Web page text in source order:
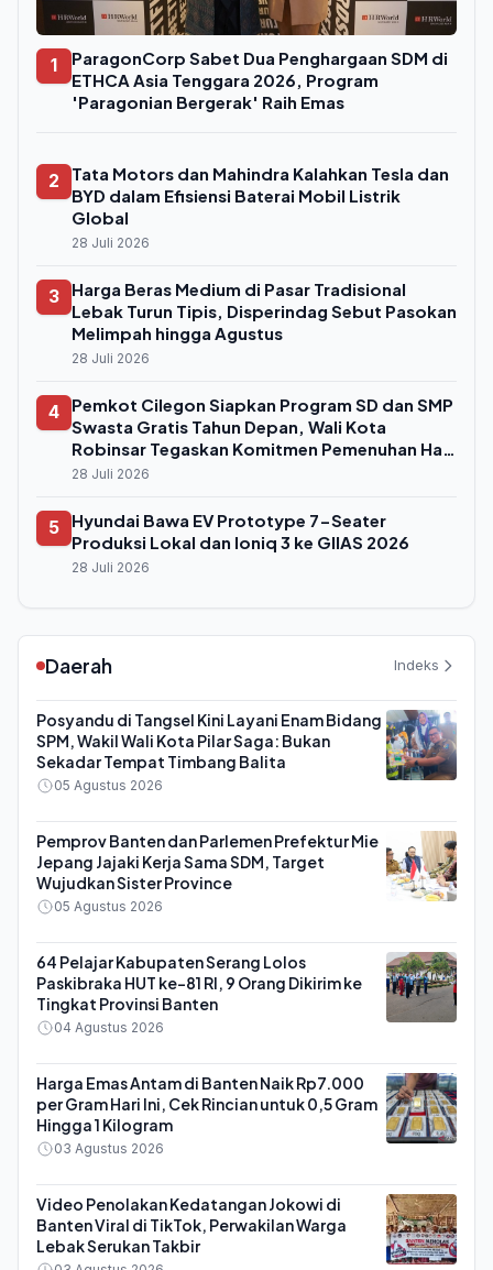
1
ParagonCorp Sabet Dua Penghargaan SDM di
ETHCA Asia Tenggara 2026, Program
'Paragonian Bergerak' Raih Emas
2
Tata Motors dan Mahindra Kalahkan Tesla dan
BYD dalam Efisiensi Baterai Mobil Listrik
Global
28 Juli 2026
3
Harga Beras Medium di Pasar Tradisional
Lebak Turun Tipis, Disperindag Sebut Pasokan
Melimpah hingga Agustus
28 Juli 2026
4
Pemkot Cilegon Siapkan Program SD dan SMP
Swasta Gratis Tahun Depan, Wali Kota
Robinsar Tegaskan Komitmen Pemenuhan Hak
Anak
28 Juli 2026
5
Hyundai Bawa EV Prototype 7-Seater
Produksi Lokal dan Ioniq 3 ke GIIAS 2026
28 Juli 2026
Daerah Indeks
Posyandu di Tangsel Kini Layani Enam Bidang
SPM, Wakil Wali Kota Pilar Saga: Bukan
Sekadar Tempat Timbang Balita
05 Agustus 2026
Pemprov Banten dan Parlemen Prefektur Mie
Jepang Jajaki Kerja Sama SDM, Target
Wujudkan Sister Province
05 Agustus 2026
64 Pelajar Kabupaten Serang Lolos
Paskibraka HUT ke-81 RI, 9 Orang Dikirim ke
Tingkat Provinsi Banten
04 Agustus 2026
Harga Emas Antam di Banten Naik Rp7.000
per Gram Hari Ini, Cek Rincian untuk 0,5 Gram
Hingga 1 Kilogram
03 Agustus 2026
Video Penolakan Kedatangan Jokowi di
Banten Viral di TikTok, Perwakilan Warga
Lebak Serukan Takbir